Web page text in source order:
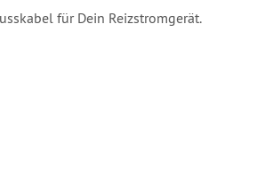
für Dein Reizstromgerät.